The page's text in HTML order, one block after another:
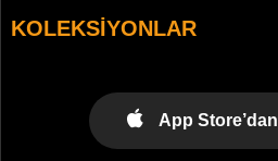
KOLEKSIYONLAR
App Store’dan